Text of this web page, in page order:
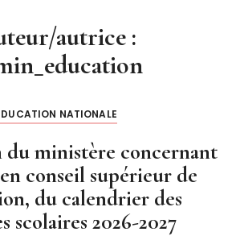
autrice :
NATIONALE
ministère concernant
conseil supérieur de
du calendrier des
scolaires 2026-2027